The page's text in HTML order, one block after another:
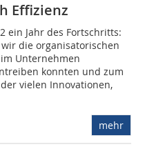
Effizienz
ein Jahr des Fortschritts:
die organisatorischen
Unternehmen
konnten und zum
vielen Innovationen,
mehr